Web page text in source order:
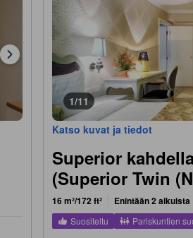
1/11
Katso kuvat ja tiedot
Superior
(Superior Twin
16 m²/172 ft² Enintään 2 aikuista
Suositeltu Pariskuntien